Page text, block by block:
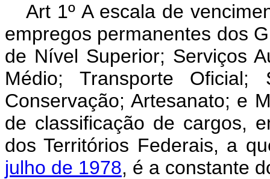
Art 1º A escala de
empregos permanentes dos
de Nível Superior; Serviços
Médio; Transporte
Conservação; Artesanato; e
de classificação de cargos,
dos Territórios Federais, a
julho de 1978, é a constante